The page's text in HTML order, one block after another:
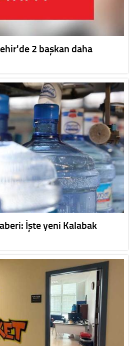
2 başkan daha
İşte yeni Kalabak